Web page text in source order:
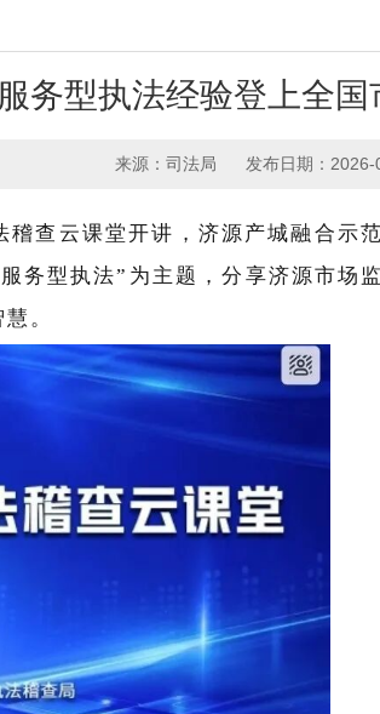
务型执法经验登上全
来源：司法局 发布日期：2026-
查云课堂开讲，济源产城融合示
务型执法”为主题，分享济源市场
。